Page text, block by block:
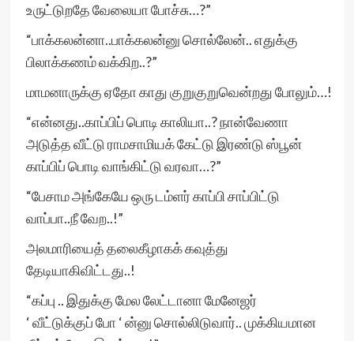
உருட்டுறதே வேலையா போச்சு…?”
“பாக்கலன்னா..பாக்கலன்னு சொல்லேன்.. எதுக்கு
பிலாக்கணம் வக்கிற..?”
மாமனாருக்கு ஏதோ காது குறுகுறுவென்றது போலும்…!
“என்னது..காப்பிப் பொடி காலியா..? நான்வேணா
அடுத்த வீட்டு ராமசாமியக் கேட்டு இரண்டு ஸ்பூன்
காப்பிப் பொடி வாங்கிட்டு வரவா…?”
“பேசாம அங்கேயே ஒரு டம்ளர் காப்பி சாப்பிட்டு
வாப்பா..நீ வேற..!”
அலமாரியைத் தலைகீழாகக் கவுத்து
தேடியாகிவிட்டது..!
“கப்பு .. இதுக்கு மேல லேட்டானா மேனேஜர்
‘ வீட்டுக்குப் போ ‘ ன்னு சொல்லிடுவார்.. முக்கியமான